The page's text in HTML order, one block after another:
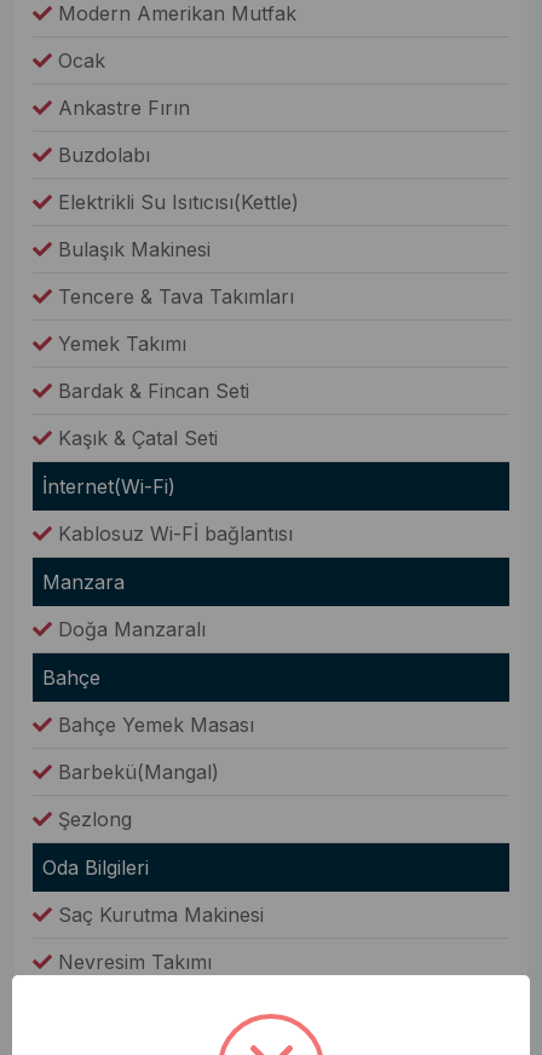
Modern Amerikan Mutfak
Ocak
Ankastre Fırın
Buzdolabı
Elektrikli Su Isıtıcısı(Kettle)
Bulaşık Makinesi
Tencere & Tava Takımları
Yemek Takımı
Bardak & Fincan Seti
Kaşık & Çatal Seti
İnternet(Wi-Fi)
Kablosuz Wi-Fİ bağlantısı
Manzara
Doğa Manzaralı
Bahçe
Bahçe Yemek Masası
Barbekü(Mangal)
Şezlong
Oda Bilgileri
Saç Kurutma Makinesi
Nevresim Takımı